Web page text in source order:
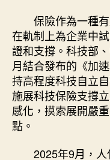
保險作為一種
在軌制上為企業中
證和支撐。科技部
月結合發布的《加
持高程度科技自立
施展科技保險支撐
感化，摸索展開嚴
點。
2025年9月，